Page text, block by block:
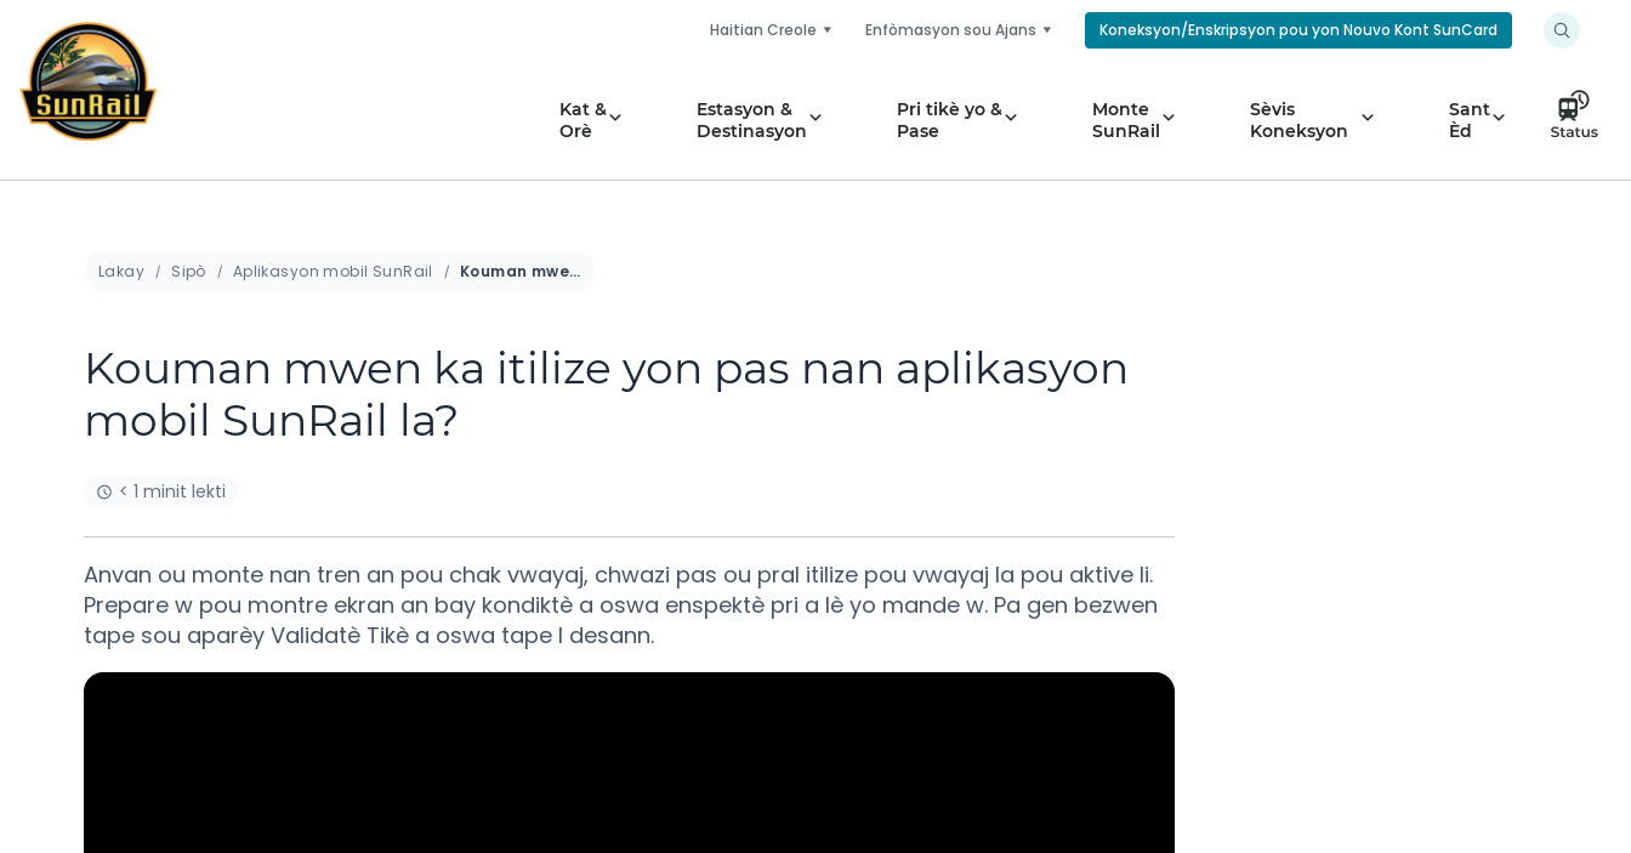
kontni
Haitian Creole Enfòmasyon sou Ajans Koneksyon/Enskripsyon pou yon Nouvo Kont SunCard
Kat &
Orè
Estasyon &
Destinasyon
Pri tikè yo &
Pase
Monte
SunRail
Sèvis
Koneksyon
Sant
Èd
Lakay Sipò Aplikasyon mobil SunRail Kouman mwen ka itilize yon pas nan aplikasyon mobil SunRail la?
Kouman mwen ka itilize yon pas nan aplikasyon
mobil SunRail la?
< 1 minit lekti
Anvan ou monte nan tren an pou chak vwayaj, chwazi pas ou pral itilize pou vwayaj la pou aktive li.
Prepare w pou montre ekran an bay kondiktè a oswa enspektè pri a lè yo mande w. Pa gen bezwen
tape sou aparèy Validatè Tikè a oswa tape l desann.